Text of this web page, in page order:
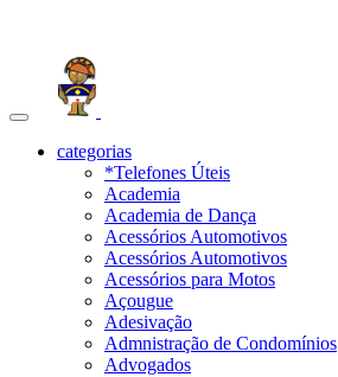
Toggle
navigationcategorias
*Telefones Úteis
Academia
Academia de Dança
Acessórios Automotivos
Acessórios Automotivos
Acessórios para Motos
Açougue
Adesivação
Admnistração de Condomínios
Advogados